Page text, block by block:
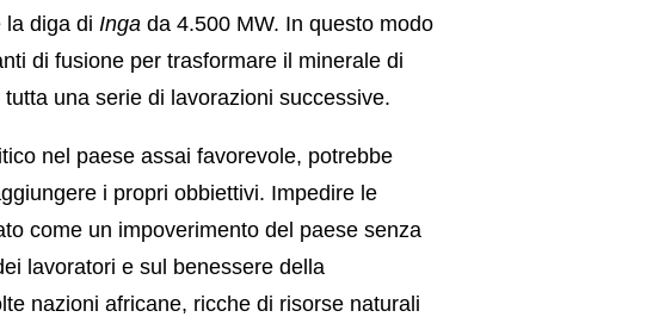
la diga di Inga da 4.500 MW. In questo modo
di fusione per trasformare il minerale di
una serie di lavorazioni successive.
nel paese assai favorevole, potrebbe
i propri obbiettivi. Impedire le
come un impoverimento del paese senza
lavoratori e sul benessere della
nazioni africane, ricche di risorse naturali